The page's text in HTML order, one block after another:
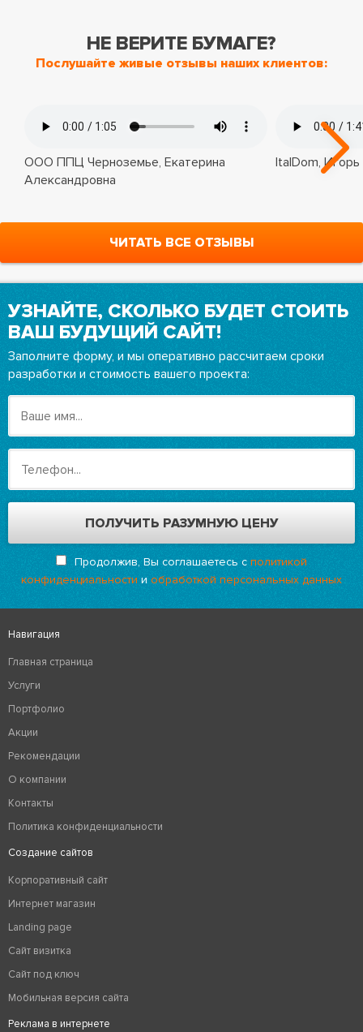
НЕ ВЕРИТЕ БУМАГЕ?
Послушайте живые отзывы наших клиентов:
ООО ППЦ Черноземье, Екатерина
Александровна
ItalDom, Игорь
ЧИТАТЬ ВСЕ ОТЗЫВЫ
УЗНАЙТЕ, СКОЛЬКО БУДЕТ СТОИТЬ
ВАШ БУДУЩИЙ САЙТ!
Заполните форму, и мы оперативно рассчитаем сроки
разработки и стоимость вашего проекта:
Продолжив, Вы соглашаетесь с политикой
конфиденциальности и обработкой персональных данных
Навигация
Главная страница
Услуги
Портфолио
Акции
Рекомендации
О компании
Контакты
Политика конфиденциальности
Создание сайтов
Корпоративный сайт
Интернет магазин
Landing page
Сайт визитка
Сайт под ключ
Мобильная версия сайта
Реклама в интернете